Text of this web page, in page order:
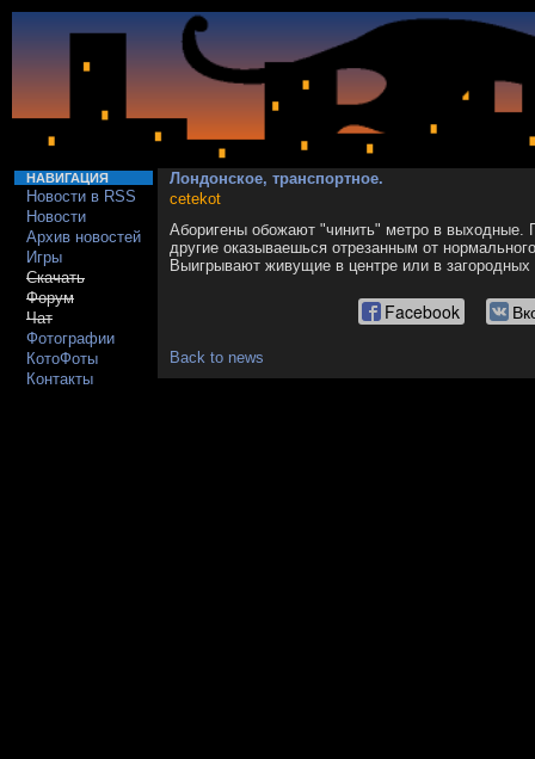
НАВИГАЦИЯ
Новости в RSS
Новости
Архив новостей
Игры
Скачать
Форум
Чат
Фотографии
КотоФоты
Контакты
Лондонское, транспортное.
cetekot
Аборигены обожают "чинить" метро в выходные.
другие оказываешься отрезанным от
Выигрывают живущие в центре или в
Facebook
Back to news